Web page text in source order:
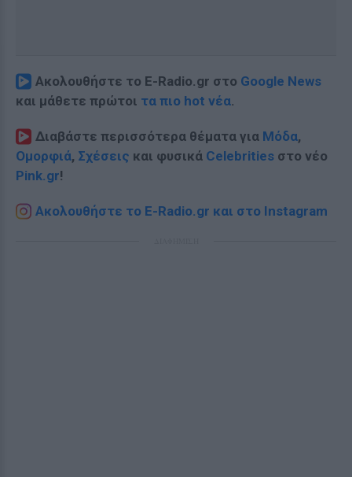
Ακολουθήστε το E-Radio.gr στο Google News
και μάθετε πρώτοι τα πιο hot νέα.
Διαβάστε περισσότερα θέματα για Μόδα,
Ομορφιά, Σχέσεις και φυσικά Celebrities στο νέο
Pink.gr!
Ακολουθήστε το E-Radio.gr και στο Instagram